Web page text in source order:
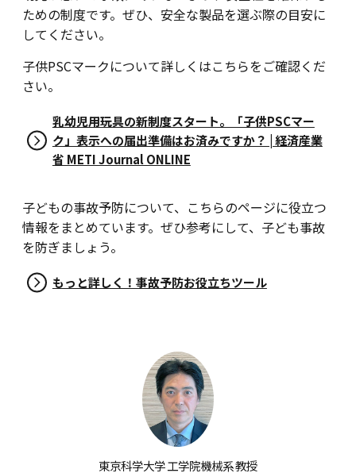
ための制度です。ぜひ、安全な製品を選ぶ際の目安に
してください。
子供PSCマークについて詳しくはこちらをご確認くだ
さい。
乳幼児用玩具の新制度スタート。「子供PSCマー
ク」表示への届出準備はお済みですか？ | 経済産業
省 METI Journal ONLINE
子どもの事故予防について、こちらのページに役立つ
情報をまとめています。ぜひ参考にして、子ども事故
を防ぎましょう。
もっと詳しく！事故予防お役立ちツール
東京科学大学 工学院機械系 教授